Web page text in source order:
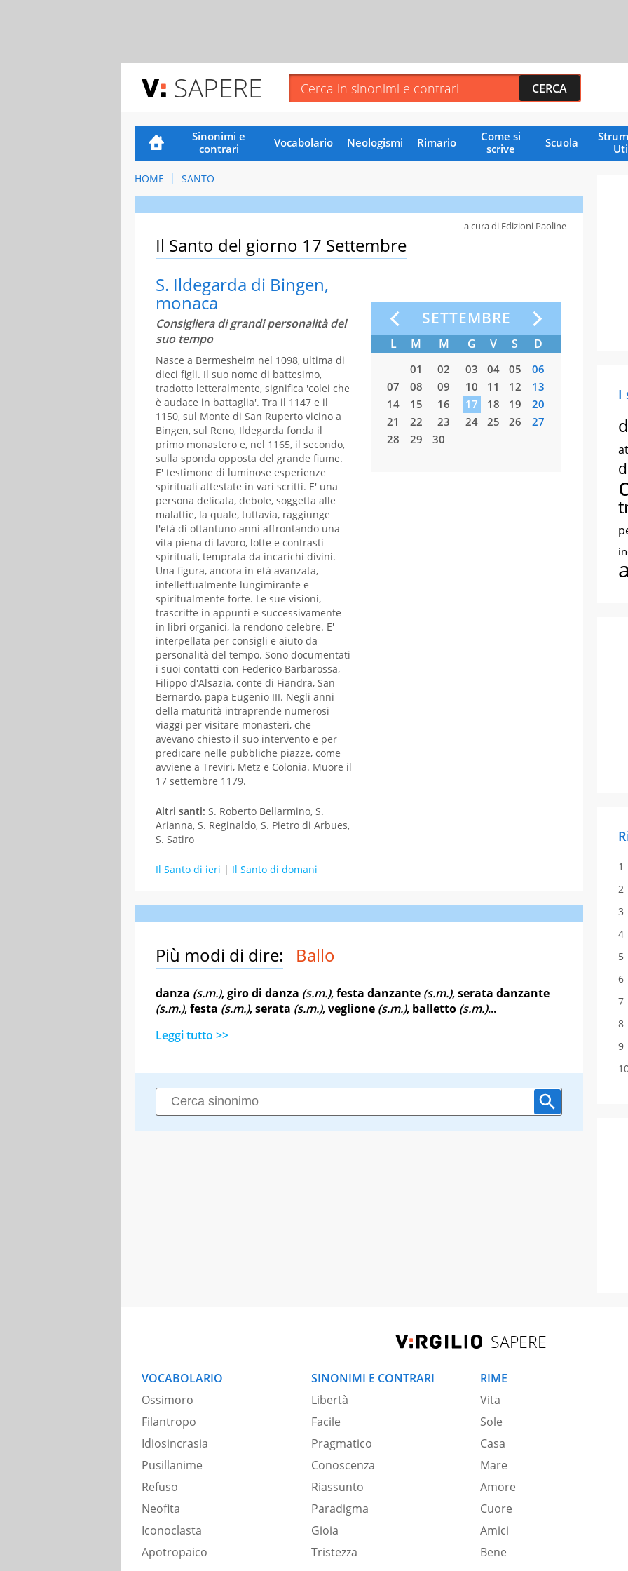
SAPERE
Sinonimi e
contrari
Vocabolario Neologismi Rimario
Come si
scrive
Scuola
HOME SANTO
Il Santo del giorno 17 Settembre
a cura di Edizioni Paoline
S. Ildegarda di Bingen,
monaca
Consigliera di grandi personalità del
suo tempo
Nasce a Bermesheim nel 1098, ultima di
dieci figli. Il suo nome di battesimo,
tradotto letteralmente, significa 'colei che
è audace in battaglia'. Tra il 1147 e il
1150, sul Monte di San Ruperto vicino a
Bingen, sul Reno, Ildegarda fonda il
primo monastero e, nel 1165, il secondo,
sulla sponda opposta del grande fiume.
E' testimone di luminose esperienze
spirituali attestate in vari scritti. E' una
persona delicata, debole, soggetta alle
malattie, la quale, tuttavia, raggiunge
l'età di ottantuno anni affrontando una
vita piena di lavoro, lotte e contrasti
spirituali, temprata da incarichi divini.
Una figura, ancora in età avanzata,
intellettualmente lungimirante e
spiritualmente forte. Le sue visioni,
trascritte in appunti e successivamente
in libri organici, la rendono celebre. E'
interpellata per consigli e aiuto da
personalità del tempo. Sono documentati
i suoi contatti con Federico Barbarossa,
Filippo d'Alsazia, conte di Fiandra, San
Bernardo, papa Eugenio III. Negli anni
della maturità intraprende numerosi
viaggi per visitare monasteri, che
avevano chiesto il suo intervento e per
predicare nelle pubbliche piazze, come
avviene a Treviri, Metz e Colonia. Muore il
17 settembre 1179.
Altri santi: S. Roberto Bellarmino, S.
Arianna, S. Reginaldo, S. Pietro di Arbues,
S. Satiro
Il Santo di ieri | Il Santo di domani
D
05
12
19
26
AGOSTO
L
01
02
03
04 05 06 07 08
09
10
11 12 13 14 15
17
18 19 20 21 22
24
25 26 27 28 29
31
SETTEMBRE
L M M G V S D
01 02 03 04 05
06
07
08 09 10 11 12
13
14
15 16 17 18 19
20
21
22 23 24 25 26
27
28
29 30
Più modi di dire: Ballo
danza (s.m.),giro di danza (s.m.),festa danzante (s.m.),serata danzante
(s.m.),festa (s.m.),serata (s.m.),veglione (s.m.), balletto (s.m.)...
Leggi tutto >>
I
SAPERE
VOCABOLARIO
Ossimoro
Filantropo
Idiosincrasia
Pusillanime
Refuso
Neofita
Iconoclasta
Apotropaico
SINONIMI E CONTRARI
Libertà
Facile
Pragmatico
Conoscenza
Riassunto
Paradigma
Gioia
Tristezza
RIME
Vita
Sole
Casa
Mare
Amore
Cuore
Amici
Bene